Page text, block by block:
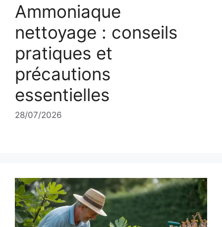
Ammoniaque
nettoyage : conseils
pratiques et
précautions
essentielles
28/07/2026